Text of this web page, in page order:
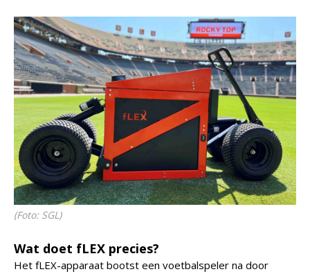
(Foto: SGL)
Wat doet fLEX precies?
Het fLEX-apparaat bootst een voetbalspeler na door